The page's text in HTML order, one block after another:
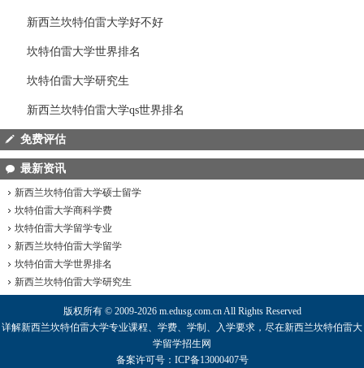
新西兰坎特伯雷大学好不好
坎特伯雷大学世界排名
坎特伯雷大学研究生
新西兰坎特伯雷大学qs世界排名
免费评估
最新资讯
新西兰坎特伯雷大学硕士留学
坎特伯雷大学商科学费
坎特伯雷大学留学专业
新西兰坎特伯雷大学留学
坎特伯雷大学世界排名
新西兰坎特伯雷大学研究生
版权所有 © 2009-2026 m.edusg.com.cn All Rights Reserved
详解新西兰坎特伯雷大学专业课程、学费、学制、入学要求，尽在新西兰坎特伯雷大
学留学招生网
备案许可号：ICP备13000407号